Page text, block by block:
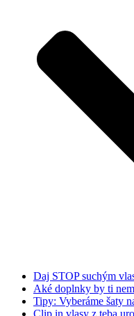
Daj STOP suchým
Aké doplnky by ti
Tipy: Vyberáme šaty
Clip in vlasy z teba